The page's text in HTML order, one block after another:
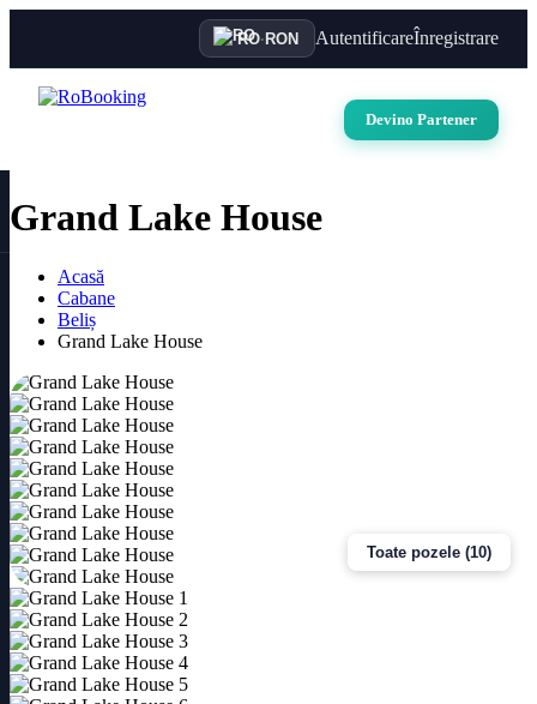
RO·RON AutentificareÎnregistrare
Devino Partener
Grand Lake House
Acasă
Cabane
Beliș
Grand Lake House
Toate pozele (10)